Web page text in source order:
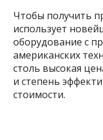
Чтобы получить
использует
оборудование с
американских
столь высокая
и степень
стоимости.